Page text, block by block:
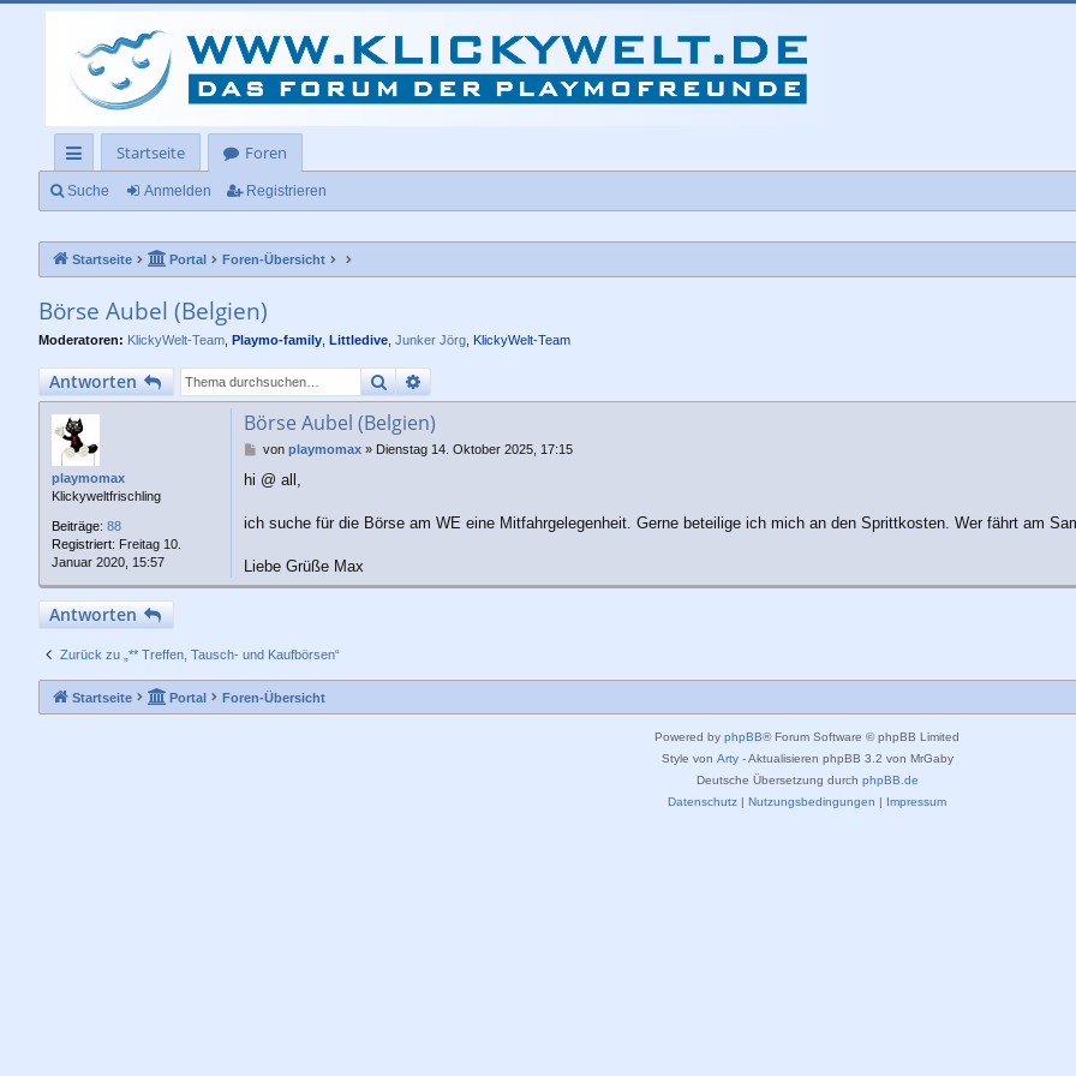
ch
llz
rif
f
Startseite
Foren
Suche Anmelden Registrieren
Startseite Portal Foren-Übersicht
Börse Aubel (Belgien)
Moderatoren: KlickyWelt-Team Playmo-family Littledive Junker Jörg KlickyWelt-Team
Antworten SucheErweiterte Suche
playmomax
Klickyweltfrischling
Beiträge: 88
Registriert: Freitag 10.
Januar 2020, 15:57
Börse Aubel (Belgien)
B
r
von playmomax» Dienstag 14. Oktober 2025, 17:15
hi @ all,
ich suche für die Börse am WE eine Mitfahrgelegenheit. Gerne beteilige ich mich an den Sprittkosten. Wer fährt am
Liebe Grüße Max
Antworten
Zurück zu „** Treffen, Tausch- und Kaufbörsen“
Startseite Portal Foren-Übersicht
Powered by phpBB® Forum Software © phpBB Limited
Style von Arty- Aktualisieren phpBB 3.2 von MrGaby
Deutsche Übersetzung durch phpBB.de
Datenschutz | Nutzungsbedingungen | Impressum